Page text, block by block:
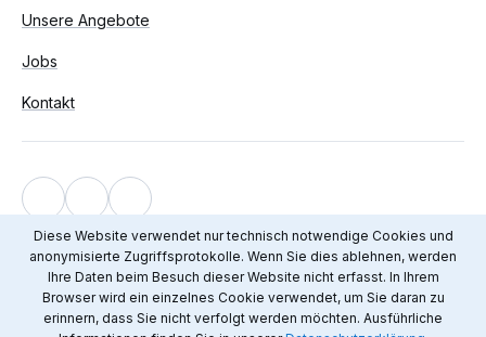
Diese Website verwendet nur technisch notwendige Cookies und
anonymisierte Zugriffsprotokolle. Wenn Sie dies ablehnen, werden
Ihre Daten beim Besuch dieser Website nicht erfasst. In Ihrem
Browser wird ein einzelnes Cookie verwendet, um Sie daran zu
erinnern, dass Sie nicht verfolgt werden möchten. Ausführliche
Unsere Angebote
Jobs
Kontakt
© 2012 - 2026 Mediendienst Integration
Impressum
Datenschutz